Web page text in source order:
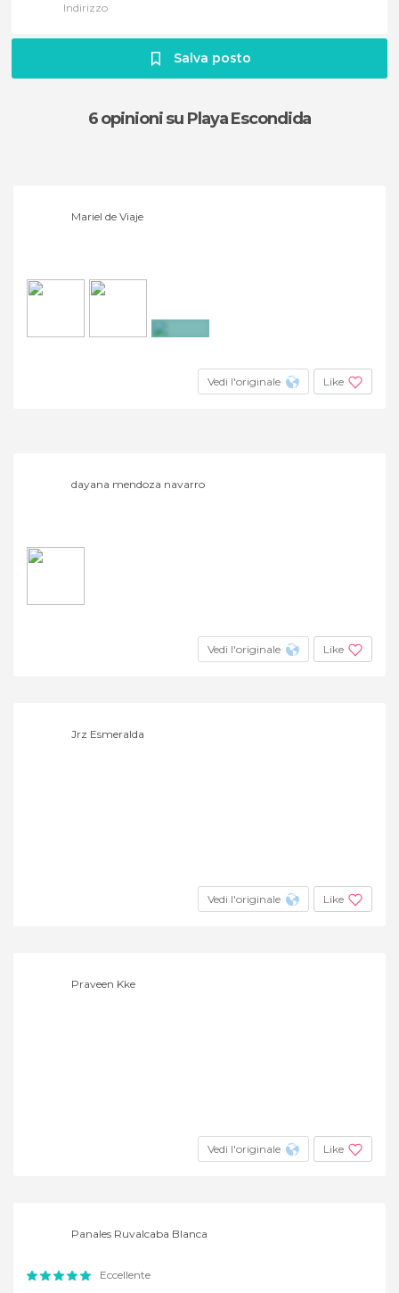
Indirizzo
Salva posto
6 opinionisu Playa Escondida
Mariel de Viaje
Vedi l'originale Like
dayana mendoza navarro
Vedi l'originale Like
Jrz Esmeralda
Vedi l'originale Like
Praveen Kke
Vedi l'originale Like
Panales Ruvalcaba Blanca
Eccellente